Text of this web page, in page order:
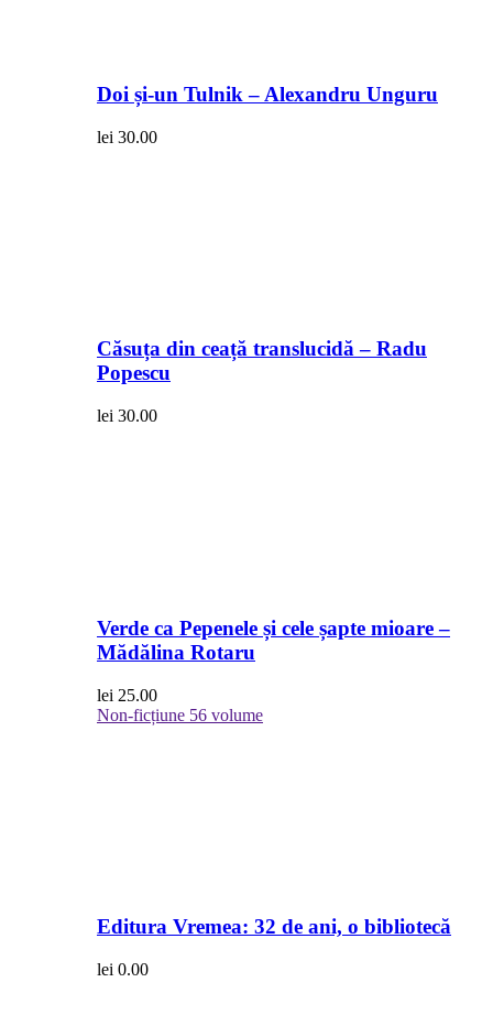
Doi și-un Tulnik – Alexandru Unguru
lei 30.00
Căsuța din ceață translucidă – Radu
Popescu
lei 30.00
Verde ca Pepenele și cele șapte mioare –
Mădălina Rotaru
lei 25.00
Non-ficțiune 56 volume
Editura Vremea: 32 de ani, o bibliotecă
lei 0.00